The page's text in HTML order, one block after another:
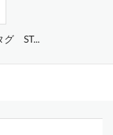
グ ST...